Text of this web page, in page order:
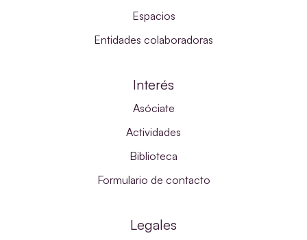
Espacios
Entidades colaboradoras
Interés
Asóciate
Actividades
Biblioteca
Formulario de contacto
Legales